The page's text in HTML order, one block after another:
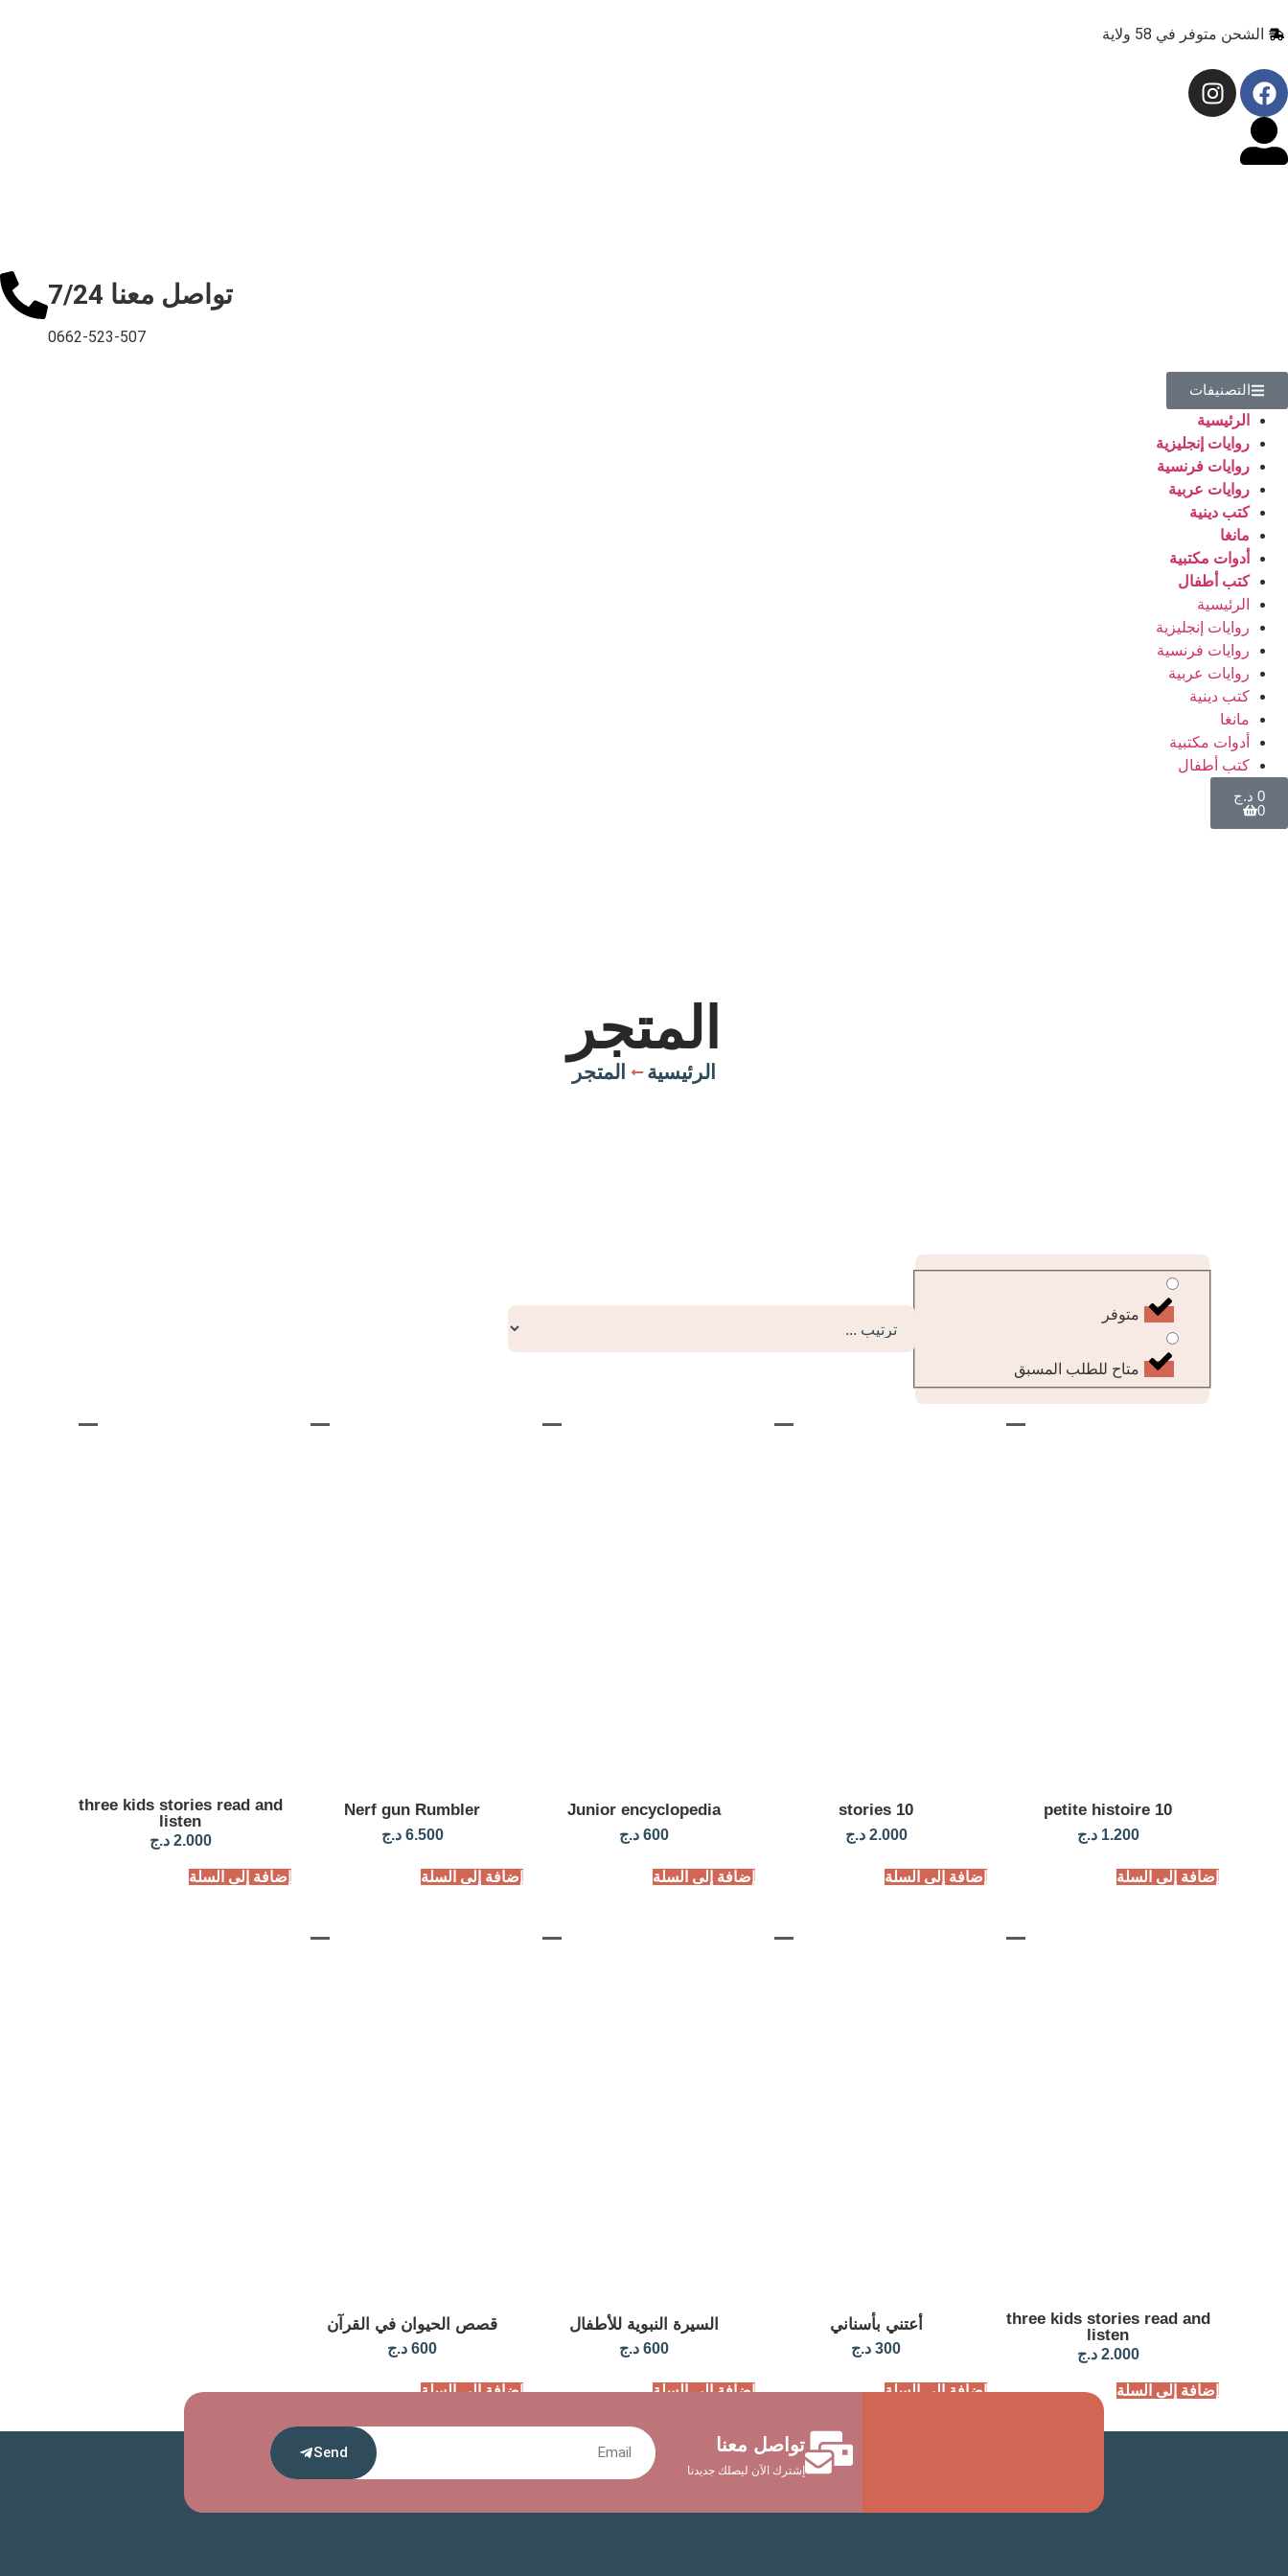
الشحن متوفر في 58 ولاية
تواصل معنا 7/24
0662-523-507
التصنيفات
الرئيسية
روايات إنجليزية
روايات فرنسية
روايات عربية
كتب دينية
مانغا
أدوات مكتبية
كتب أطفال
الرئيسية
روايات إنجليزية
روايات فرنسية
روايات عربية
كتب دينية
مانغا
أدوات مكتبية
كتب أطفال
0 د.ج
0
المتجر
الرئيسية المتجر
متوفر
متاح للطلب المسبق
10 petite histoire
1.200 د.ج
إضافة إلى السلة
10 stories
2.000 د.ج
إضافة إلى السلة
Junior encyclopedia
600 د.ج
إضافة إلى السلة
Nerf gun Rumbler
6.500 د.ج
إضافة إلى السلة
three kids stories read and
listen
2.000 د.ج
إضافة إلى السلة
three kids stories read and
listen
2.000 د.ج
إضافة إلى السلة
أعتني بأسناني
300 د.ج
إضافة إلى السلة
السيرة النبوية للأطفال
600 د.ج
إضافة إلى السلة
قصص الحيوان في القرآن
600 د.ج
إضافة إلى السلة
تواصل معنا
إشترك الآن ليصلك جديدنا
Send